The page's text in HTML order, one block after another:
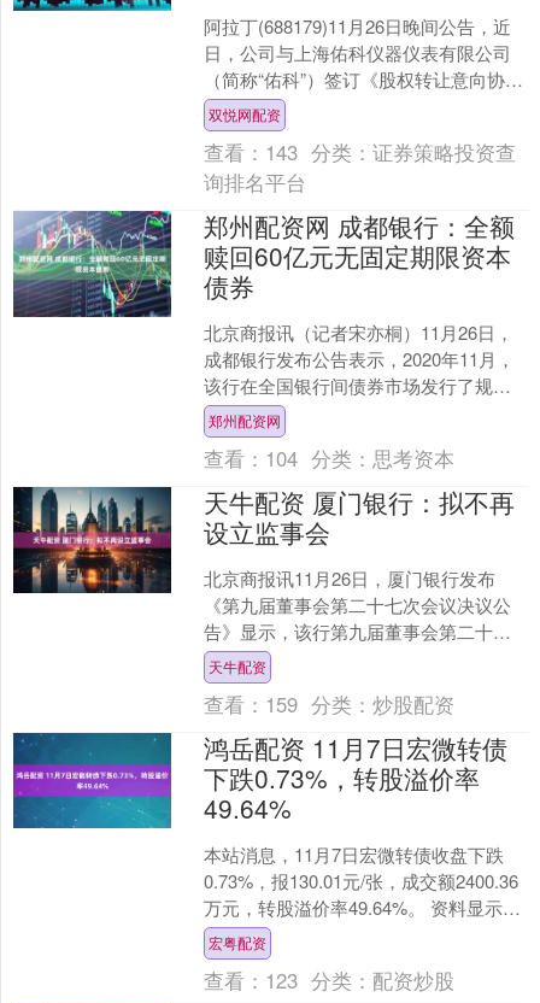
阿拉丁(688179)11月26日晚间公告，近
日，公司与上海佑科仪器仪表有限公司
（简称“佑科”）签订《股权转让意向协
议》，公司拟以支付现金的方式购买佑
科35%的....
双悦网配资
查看： 143 分类：证券策略投资查
询排名平台
郑州配资网 成都银行：全额
赎回60亿元无固定期限资本
债券
北京商报讯（记者宋亦桐）11月26日，
成都银行发布公告表示，2020年11月，
该行在全国银行间债券市场发行了规模
为人民币60亿元的无固定期限资本债券
（以下简称“....
郑州配资网
查看： 104 分类：思考资本
天牛配资 厦门银行：拟不再
设立监事会
北京商报讯11月26日，厦门银行发布
《第九届董事会第二十七次会议决议公
告》显示，该行第九届董事会第二十七
次会议审议并通过《厦门银行股份有限
公司关于不再设立监事会....
天牛配资
查看： 159 分类：炒股配资
鸿岳配资 11月7日宏微转债
下跌0.73%，转股溢价率
49.64%
本站消息，11月7日宏微转债收盘下跌
0.73%，报130.01元/张，成交额2400.36
万元，转股溢价率49.64%。 资料显示，
宏微转债信用级别为“A”，债....
宏粤配资
查看： 123 分类： 配资炒股